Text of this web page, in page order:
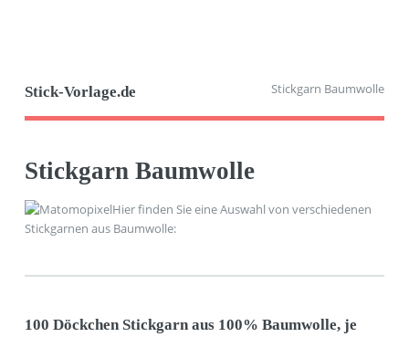
Stick-Vorlage.de Stickgarn Baumwolle
Stickgarn Baumwolle
Hier finden Sie eine Auswahl von verschiedenen
Stickgarnen aus Baumwolle:
100 Döckchen Stickgarn aus 100% Baumwolle, je